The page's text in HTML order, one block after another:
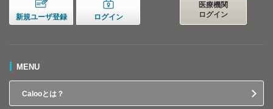
新規ユーザ登録 ログイン
医療機関
ログイン
MENU
Calooとは？